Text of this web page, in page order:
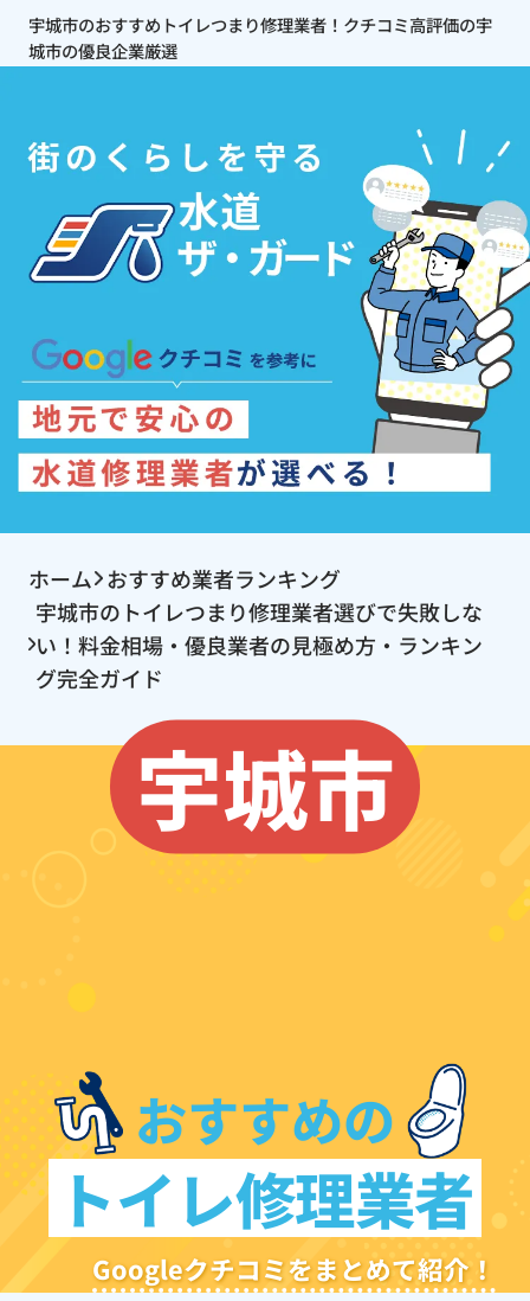
宇城市のおすすめトイレつまり修理業者！クチコミ高評価の宇
城市の優良企業厳選
ホーム おすすめ業者ランキング
宇城市のトイレつまり修理業者選びで失敗しな
い！料金相場・優良業者の見極め方・ランキン
グ完全ガイド
宇城市
おすすめの
トイレ修理業者
Googleクチコミをまとめて紹介！